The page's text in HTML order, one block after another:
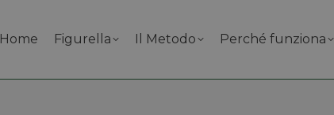
Home Figurella Il Metodo Perché funziona